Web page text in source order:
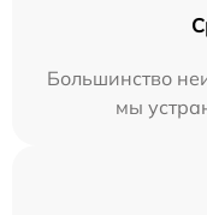
Большинство
мы